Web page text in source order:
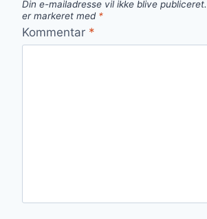
Din e-mailadresse vil ikke blive publiceret.
er markeret med *
Kommentar *